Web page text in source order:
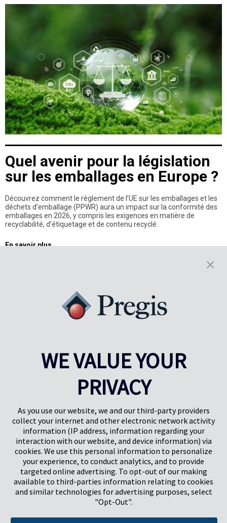
Quel avenir pour la législation
sur les emballages en Europe ?
Découvrez comment le règlement de l’UE sur les emballages et les
déchets d’emballage (PPWR) aura un impact sur la conformité des
emballages en 2026, y compris les exigences en matière de
recyclabilité, d’étiquetage et de contenu recyclé.
En savoir plus
PRÉC. 2 3 SUIVANT
Herts, UK
SG1 2DG
Centre Pregis IQ
Park Forum 1053
Pays-Bas
Pregis GmbH
Rheinpromenade 13
40789 Monheim am Rhein
Deutschland
Geschäftsführer: K. J. Baudhuin, D. K. LaVanWay, L. Darnell
WE VALUE YOUR
PRIVACY
As you use our website, we and our third-party providers
collect your internet and other electronic network activity
information (IP address, information regarding your
interaction with our website, and device information) via
cookies. We use this personal information to personalize
your experience, to conduct analytics, and to provide
targeted online advertising. To opt-out of our making
available to third-parties information relating to cookies
and similar technologies for advertising purposes, select
"Opt-Out".